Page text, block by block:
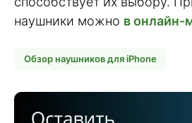
наушники можно в онлайн-
Обзор наушников для iPhone